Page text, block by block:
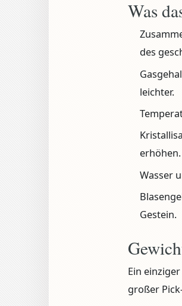
Was
des
leichter.
erhöhen.
Wasser
Gestein.
Ein
großer